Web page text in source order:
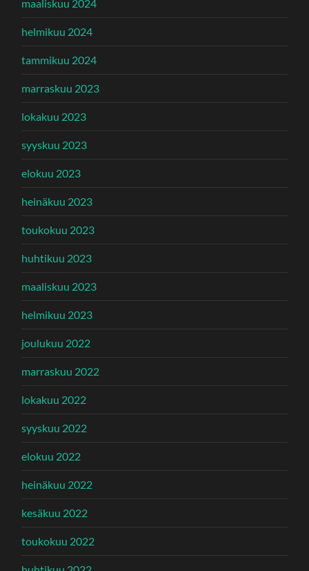
maaliskuu 2024
helmikuu 2024
tammikuu 2024
marraskuu 2023
lokakuu 2023
syyskuu 2023
elokuu 2023
heinäkuu 2023
toukokuu 2023
huhtikuu 2023
maaliskuu 2023
helmikuu 2023
joulukuu 2022
marraskuu 2022
lokakuu 2022
syyskuu 2022
elokuu 2022
heinäkuu 2022
kesäkuu 2022
toukokuu 2022